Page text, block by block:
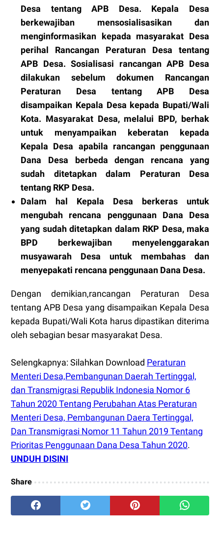
Desa tentang APB Desa. Kepala Desa
berkewajiban mensosialisasikan dan
menginformasikan kepada masyarakat Desa
perihal Rancangan Peraturan Desa tentang
APB Desa. Sosialisasi rancangan APB Desa
dilakukan sebelum dokumen Rancangan
Peraturan Desa tentang APB Desa
disampaikan Kepala Desa kepada Bupati/Wali
Kota. Masyarakat Desa, melalui BPD, berhak
untuk menyampaikan keberatan kepada
Kepala Desa apabila rancangan penggunaan
Dana Desa berbeda dengan rencana yang
sudah ditetapkan dalam Peraturan Desa
tentang RKP Desa.
Dalam hal Kepala Desa berkeras untuk
mengubah rencana penggunaan Dana Desa
yang sudah ditetapkan dalam RKP Desa, maka
BPD berkewajiban menyelenggarakan
musyawarah Desa untuk membahas dan
menyepakati rencana penggunaan Dana Desa.
Dengan demikian,rancangan Peraturan Desa
tentang APB Desa yang disampaikan Kepala Desa
kepada Bupati/Wali Kota harus dipastikan diterima
oleh sebagian besar masyarakat Desa.
Selengkapnya: Silahkan Download Peraturan
Menteri Desa,Pembangunan Daerah Tertinggal,
dan Transmigrasi Republik Indonesia Nomor 6
Tahun 2020 Tentang Perubahan Atas Peraturan
Menteri Desa, Pembangunan Daera Tertinggal,
Dan Transmigrasi Nomor 11 Tahun 2019 Tentang
Prioritas Penggunaan Dana Desa Tahun 2020.
UNDUH DISINI
Share